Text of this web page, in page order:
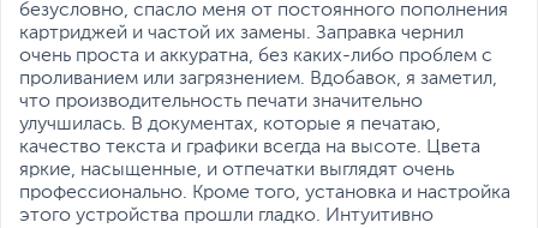
Глубина цветного
сканирования
16 бит
Копирование
Максимальное
количество копий
99 копий
Уменьшение/
увеличение копира
25 - 400%
Лотки
безусловно, спасло меня от постоянного пополнения
картриджей и частой их замены. Заправка чернил
очень проста и аккуратна, без каких-либо проблем с
проливанием или загрязнением. Вдобавок, я заметил,
что производительность печати значительно
улучшилась. В документах, которые я печатаю,
качество текста и графики всегда на высоте. Цвета
яркие, насыщенные, и отпечатки выглядят очень
профессионально. Кроме того, установка и настройка
этого устройства прошли гладко. Интуитивно